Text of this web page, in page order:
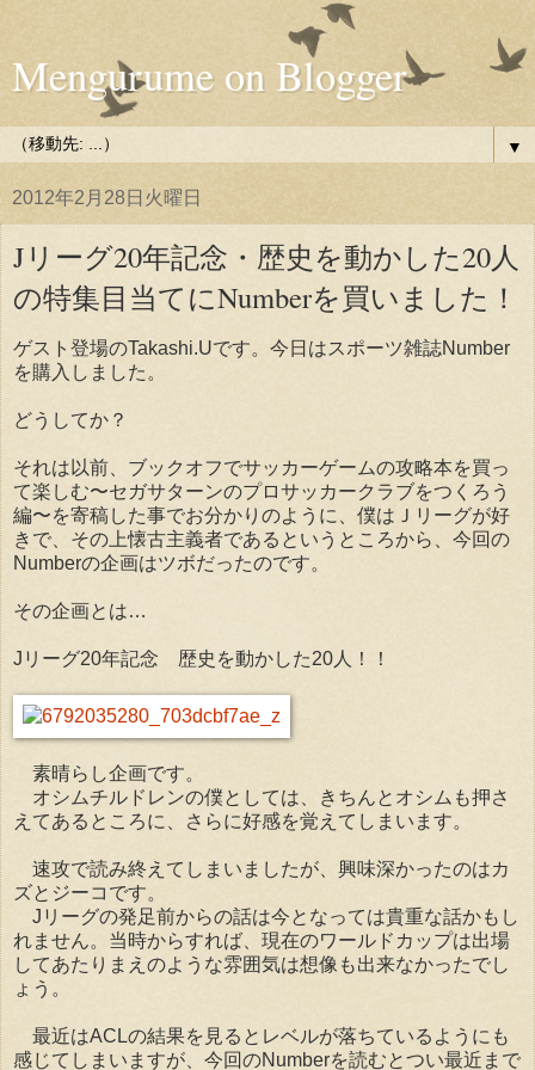
Mengurume on Blogger
▼
2012年2月28日火曜日
Jリーグ20年記念・歴史を動かした20人
の特集目当てにNumberを買いました！
ゲスト登場のTakashi.Uです。今日はスポーツ雑誌Number
を購入しました。
どうしてか？
それは以前、ブックオフでサッカーゲームの攻略本を買っ
て楽しむ〜セガサターンのプロサッカークラブをつくろう
編〜を寄稿した事でお分かりのように、僕はＪリーグが好
きで、その上懐古主義者であるというところから、今回の
Numberの企画はツボだったのです。
その企画とは…
Jリーグ20年記念 歴史を動かした20人！！
素晴らし企画です。
オシムチルドレンの僕としては、きちんとオシムも押さ
えてあるところに、さらに好感を覚えてしまいます。
速攻で読み終えてしまいましたが、興味深かったのはカ
ズとジーコです。
Jリーグの発足前からの話は今となっては貴重な話かもし
れません。当時からすれば、現在のワールドカップは出場
してあたりまえのような雰囲気は想像も出来なかったでし
ょう。
最近はACLの結果を見るとレベルが落ちているようにも
感じてしまいますが、今回のNumberを読むとつい最近まで